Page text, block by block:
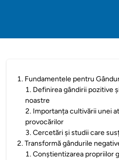
1. Fundamentele pentru
1. Definirea gândirii pozitive
noastre
2. Importanța cultivării unei
provocărilor
3.Cercetări și studii care
2.Transformă gândurile
1.Conștientizarea propriilor